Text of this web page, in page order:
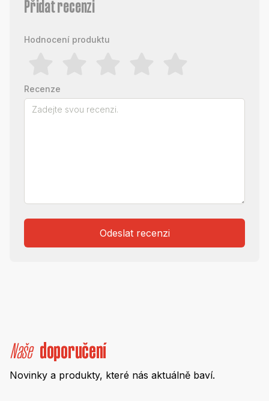
Přidat recenzi
Hodnocení produktu
Recenze
Odeslat recenzi
Naše doporučení
Novinky a produkty, které nás aktuálně baví.